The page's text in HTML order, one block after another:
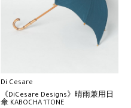
Di Cesare
《DiCesare Designs》晴雨兼用日
傘 KABOCHA 1TONE